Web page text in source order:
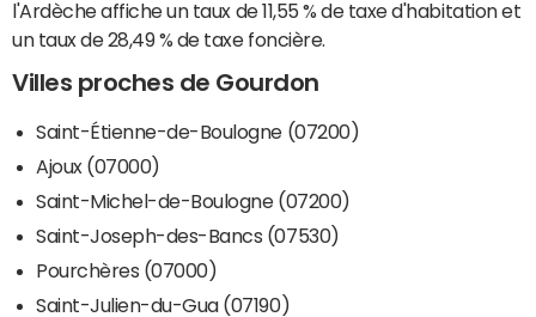
l'Ardèche affiche un taux de 11,55 % de taxe d'habitation et
un taux de 28,49 % de taxe foncière.
Villes proches de Gourdon
Saint-Étienne-de-Boulogne (07200)
Ajoux (07000)
Saint-Michel-de-Boulogne (07200)
Saint-Joseph-des-Bancs (07530)
Pourchères (07000)
Saint-Julien-du-Gua (07190)